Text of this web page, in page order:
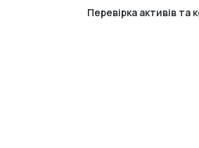
Перевірка активів та